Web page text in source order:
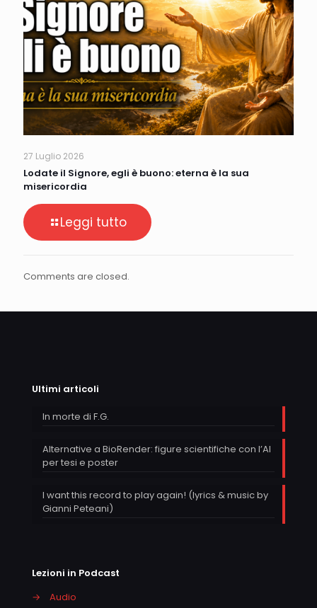
27 Luglio 2026
Lodate il Signore, egli è buono: eterna è la sua
misericordia
Leggi tutto
Comments are closed.
Ultimi articoli
In morte di F.G.
Alternative a BioRender: figure scientifiche con l’AI
per tesi e poster
I want this record to play again! (lyrics & music by
Gianni Peteani)
Lezioni in Podcast
→
Audio